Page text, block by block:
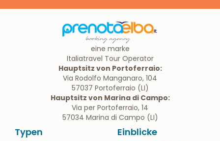
eine marke
Italiatravel Tour Operator
Hauptsitz von Portoferraio:
Via Rodolfo Manganaro, 104
57037 Portoferraio (LI)
Hauptsitz von Marina di Campo:
Via per Portoferraio, 14
57034 Marina di Campo (LI)
Typen Einblicke